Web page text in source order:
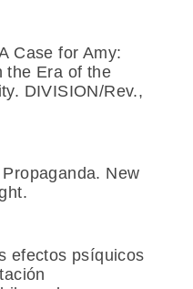
Case for Amy:
the Era of the
DIVISION/Rev.,
New
efectos psíquicos